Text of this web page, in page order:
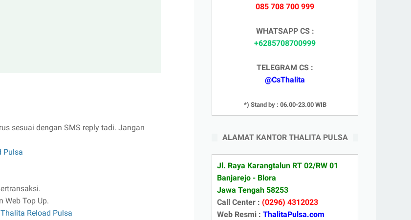
sesuai dengan SMS reply tadi. Jangan
Pulsa
Web Top Up.
Reload Pulsa
085 708 700 999
WHATSAPP CS :
+6285708700999
TELEGRAM CS :
@CsThalita
*) Stand by : 06.00-23.00 WIB
ALAMAT KANTOR THALITA PULSA
Jl. Raya Karangtalun RT 02/RW 01
Banjarejo - Blora
Jawa Tengah 58253
Call Center : (0296) 4312023
Web Resmi : ThalitaPulsa.com